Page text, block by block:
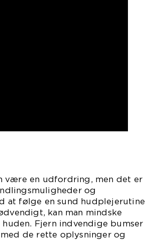
være en udfordring, men det er
og
at følge en sund hudplejerutine
kan man mindske
Fjern indvendige bumser
de rette oplysninger og